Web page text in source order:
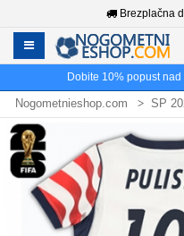
Brezplačna
Dobite 10% popust nad
Nogometnieshop.com
SP
Združene države SP 2026